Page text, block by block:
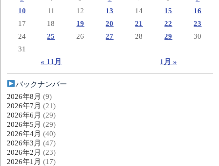
« 11月 1月 »
10
11 12 13 14 15
16
17
18 19 20 21 22
23
24
25 26 27 28 29
30
31
バックナンバー
2026年8月 (9)
2026年7月 (21)
2026年6月 (29)
2026年5月 (29)
2026年4月 (40)
2026年3月 (47)
2026年2月 (23)
2026年1月 (17)